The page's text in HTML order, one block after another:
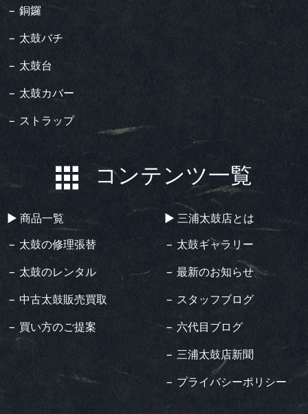
− 銅鑼
− 太鼓バチ
− 太鼓台
− 太鼓カバー
− ストラップ
コンテンツ一覧
▶︎ 商品一覧
− 太鼓の修理張替
− 太鼓のレンタル
− 中古太鼓販売買取
− 買い方のご提案
▶︎ 三浦太鼓店とは
− 太鼓ギャラリー
− 最新のお知らせ
− スタッフブログ
− 六代目ブログ
− 三浦太鼓店新聞
− プライバシーポリシー